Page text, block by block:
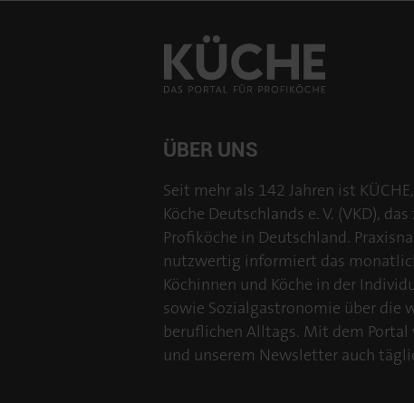
ÜBER UNS
Seit mehr als 142 Jahren ist
Köche Deutschlands e. V. (VKD),
Profiköche in Deutschland.
nutzwertig informiert das
Köchinnen und Köche in der
sowie Sozialgastronomie über die
beruflichen Alltags. Mit dem
und unserem Newsletter auch